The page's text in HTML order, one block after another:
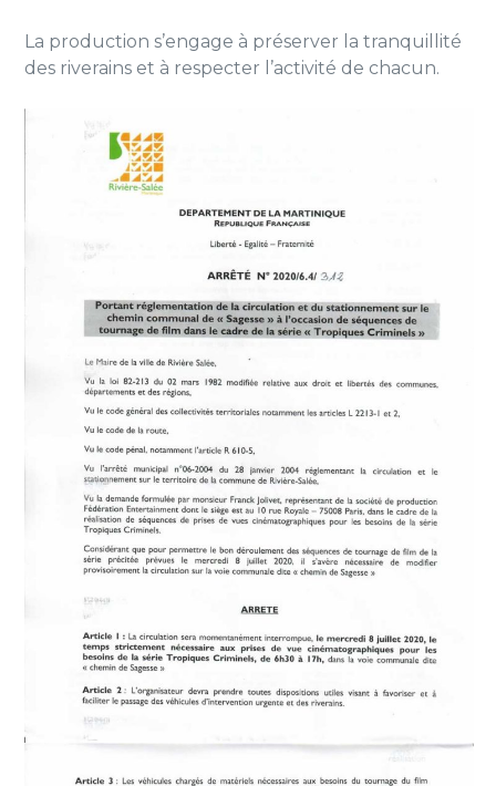
La production s’engage à préserver la tranquillité
des riverains et à respecter l’activité de chacun.